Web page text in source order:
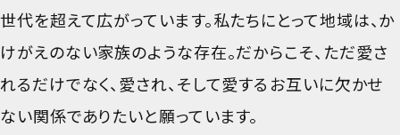
世代を超えて広がっています。私たちにとって地域は、か
けがえのない家族のような存在。だからこそ、ただ愛さ
れるだけでなく、愛され、そして愛する――お互いに欠かせ
ない関係でありたいと願っています。